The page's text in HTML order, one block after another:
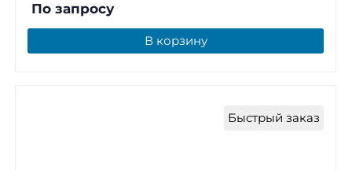
По запросу
В корзину
Быстрый заказ